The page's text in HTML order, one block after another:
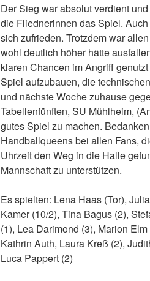
Der Sieg war absolut verdient
die Fliednerinnen das Spiel.
sich zufrieden. Trotzdem war
wohl deutlich höher hätte
klaren Chancen im Angriff
Spiel aufzubauen, die
und nächste Woche zuhause
Tabellenfünften, SU Mühlheim,
gutes Spiel zu machen.
Handballqueens bei allen Fans,
Uhrzeit den Weg in die Halle
Mannschaft zu unterstützen.
Es spielten: Lena Haas (Tor),
Kamer (10/2), Tina Bagus (2),
(1), Lea Darimond (3), Marion
Kathrin Auth, Laura Kreß (2),
Luca Pappert (2)